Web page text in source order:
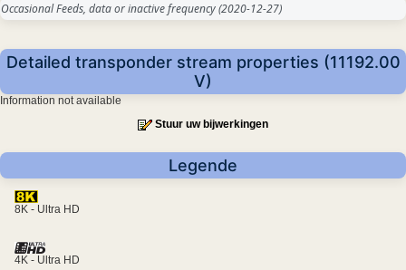
Occasional Feeds, data or inactive frequency(2020-12-27)
Detailed transponder stream properties (11192.00
V)
Information not available
Stuur uw bijwerkingen
Legende
8K - Ultra HD
4K - Ultra HD